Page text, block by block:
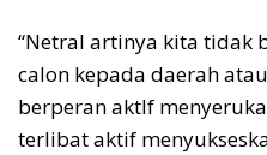
“Netral artinya kita tidak
calon kepada daerah
berperan aktIf
terlibat aktif